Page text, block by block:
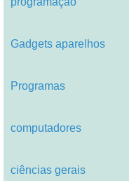
Gadgets aparelhos
Programas
computadores
ciências gerais